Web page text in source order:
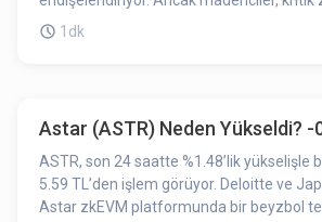
kapatılarak ve başkalarının kullanması
1dk
Astar (ASTR) Neden Yükseldi? -
ASTR, son 24 saatte %1.48’lik yükselişle
5.59 TL’den işlem görüyor. Deloitte ve
Astar zkEVM platformunda bir beyzbol